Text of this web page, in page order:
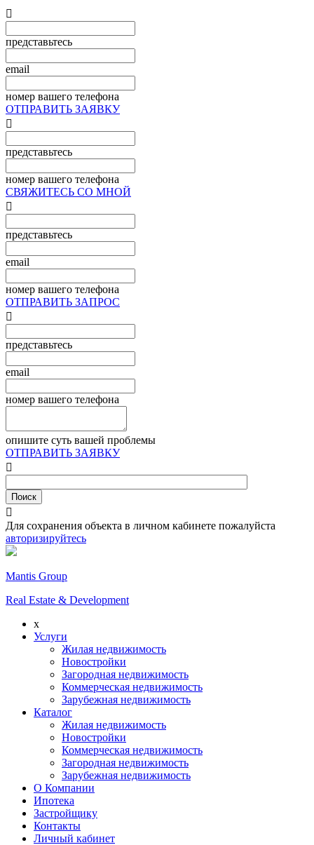

представьтесь
email
номер вашего телефона
ОТПРАВИТЬ ЗАЯВКУ

представьтесь
номер вашего телефона
СВЯЖИТЕСЬ СО МНОЙ

представьтесь
email
номер вашего телефона
ОТПРАВИТЬ ЗАПРОС

представьтесь
email
номер вашего телефона
опишите суть вашей проблемы
ОТПРАВИТЬ ЗАЯВКУ


Для сохранения объекта в личном кабинете пожалуйста
авторизируйтесь
Mantis Group
Real Estate & Development
x
Услуги
Жилая недвижимость
Новостройки
Загородная недвижимость
Коммерческая недвижимость
Зарубежная недвижимость
Каталог
Жилая недвижимость
Новостройки
Коммерческая недвижимость
Загородная недвижимость
Зарубежная недвижимость
О Компании
Ипотека
Застройщику
Контакты
Личный кабинет